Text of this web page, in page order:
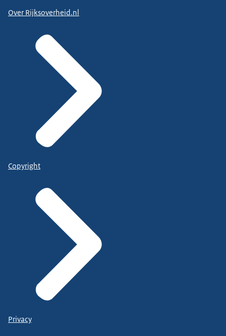
Over Rijksoverheid.nl
Copyright
Privacy